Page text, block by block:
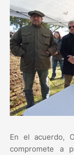
En el acuerdo,
compromete a